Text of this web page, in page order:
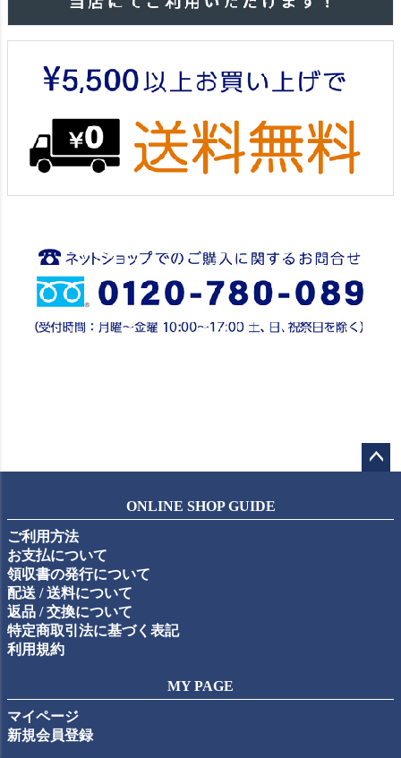
ップ
ONLINE SHOP GUIDE
ご利用方法
お支払について
領収書の発行について
配送 / 送料について
返品 / 交換について
特定商取引法に基づく表記
利用規約
MY PAGE
マイページ
新規会員登録